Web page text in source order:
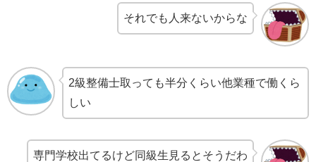
それでも人来ないからな
2級整備士取っても半分くらい他業種で働くら
しい
専門学校出てるけど同級生見るとそうだわ